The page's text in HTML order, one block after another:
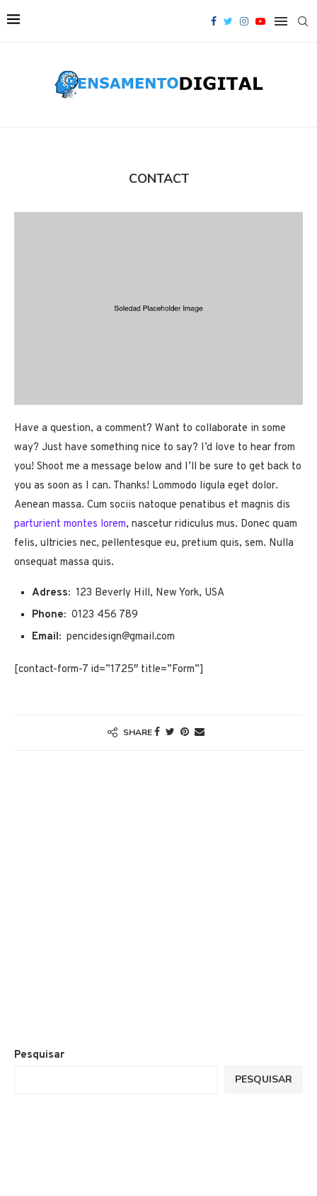
CONTACT
Have a question, a comment? Want to collaborate in some
way? Just have something nice to say? I’d love to hear from
you! Shoot me a message below and I’ll be sure to get back to
you as soon as I can. Thanks! Lommodo ligula eget dolor.
Aenean massa. Cum sociis natoque penatibus et magnis dis
parturient montes lorem, nascetur ridiculus mus. Donec quam
felis, ultricies nec, pellentesque eu, pretium quis, sem. Nulla
onsequat massa quis.
Adress: 123 Beverly Hill, New York, USA
Phone: 0123 456 789
Email: pencidesign@gmail.com
[contact-form-7 id=”1725″ title=”Form”]
SHARE
Pesquisar
PESQUISAR